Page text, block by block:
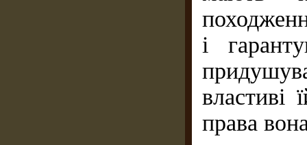
і
властиві
права